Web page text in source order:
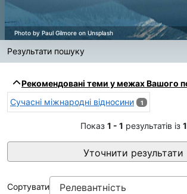
Результати пошуку
Рекомендовані теми у межах Вашого
Сучасні міжнародні відносини
1
Показ 1 - 1 результатів із 1
Уточнити результати
Сортувати